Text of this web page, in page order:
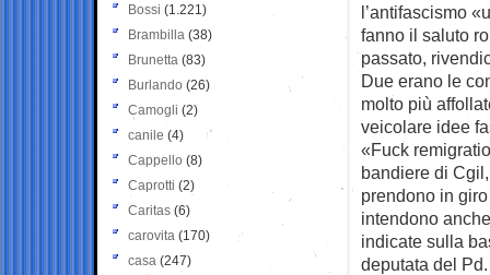
l’antifascismo
fanno il saluto
passato,
Due erano le
molto più
veicolare idee
«Fuck
bandiere di
prendono in
intendono
indicate sulla
deputata del Pd.
Bossi (1.221)
Brambilla (38)
Brunetta (83)
Burlando (26)
Camogli (2)
canile (4)
Cappello (8)
Caprotti (2)
Caritas (6)
carovita (170)
casa (247)